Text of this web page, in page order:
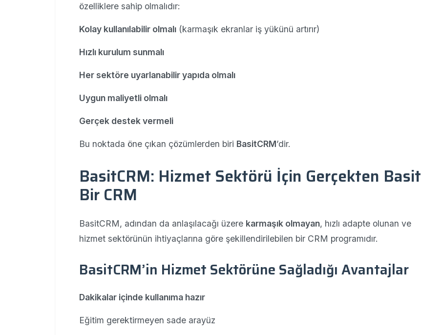
özelliklere sahip olmalıdır:
Kolay kullanılabilir olmalı (karmaşık ekranlar iş yükünü artırır)
Hızlı kurulum sunmalı
Her sektöre uyarlanabilir yapıda olmalı
Uygun maliyetli olmalı
Gerçek destek vermeli
Bu noktada öne çıkan çözümlerden biri BasitCRM’dir.
BasitCRM: Hizmet Sektörü İçin Gerçekten Basit
Bir CRM
BasitCRM, adından da anlaşılacağı üzere karmaşık olmayan, hızlı adapte olunan ve
hizmet sektörünün ihtiyaçlarına göre şekillendirilebilen bir CRM programıdır.
BasitCRM’in Hizmet Sektörüne Sağladığı Avantajlar
Dakikalar içinde kullanıma hazır
Eğitim gerektirmeyen sade arayüz